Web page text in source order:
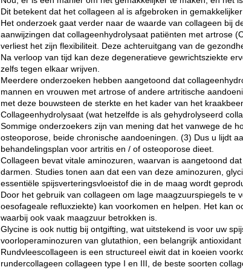
Dit betekent dat het collageen al is afgebroken in
Het onderzoek gaat verder naar de waarde van collageen bij
aanwijzingen dat collageenhydrolysaat patiënten met artrose
verliest het zijn flexibiliteit. Deze achteruitgang van de
Na verloop van tijd kan deze degeneratieve gewrichtsziekte
zelfs tegen elkaar wrijven.
Meerdere onderzoeken hebben aangetoond dat
mannen en vrouwen met artrose of andere artritische
met deze bouwsteen de sterkte en het kader van het
Collageenhydrolysaat (wat hetzelfde is als gehydrolyseerd
Sommige onderzoekers zijn van mening dat het vanwege de
osteoporose, beide chronische aandoeningen. (3) Dus u lijdt
behandelingsplan voor artritis en / of osteoporose dieet.
Collageen bevat vitale aminozuren, waarvan is aangetoond
darmen. Studies tonen aan dat een van deze aminozuren,
essentiële spijsverteringsvloeistof die in de maag wordt
Door het gebruik van collageen om lage maagzuurspiegels
oesofageale refluxziekte) kan voorkomen en helpen. Het kan
waarbij ook vaak maagzuur betrokken is.
Glycine is ook nuttig bij ontgifting, wat uitstekend is voor uw
voorloperaminozuren van glutathion, een belangrijk
Rundvleescollageen is een structureel eiwit dat in koeien
rundercollageen collageen type I en III, de beste soorten